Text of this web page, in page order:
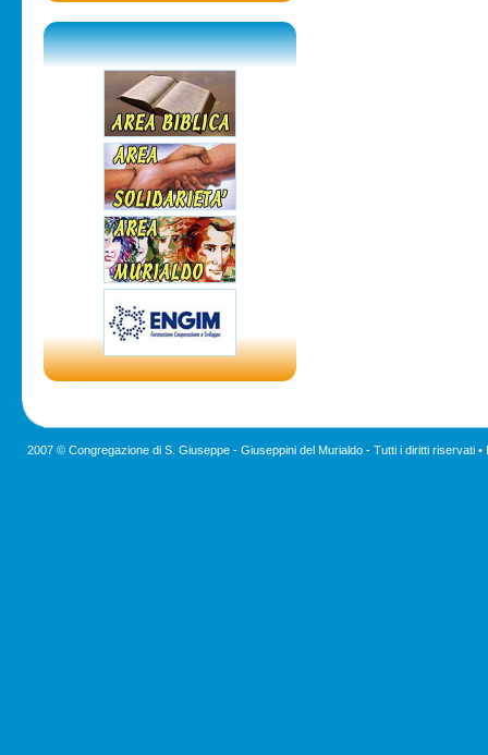
2007 © Congregazione di S. Giuseppe - Giuseppini del Murialdo - Tutti i diritti riservati •